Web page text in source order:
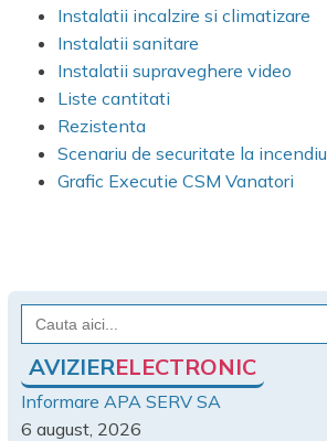
Instalatii incalzire si climatizare
Instalatii sanitare
Instalatii supraveghere video
Liste cantitati
Rezistenta
Scenariu de securitate la incendiu
Grafic Executie CSM Vanatori
Search
for:
AVIZIERELECTRONIC
Informare APA SERV SA
6 august, 2026